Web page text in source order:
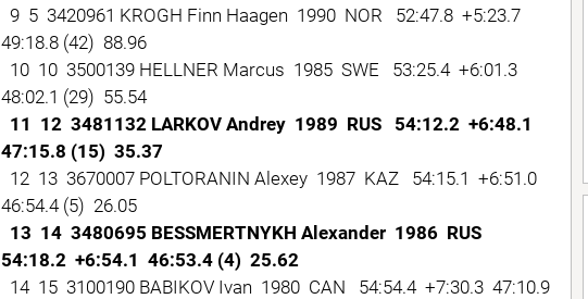
9 5 3420961 KROGH Finn Haagen 1990 NOR 52:47.8 +5:23.7
49:18.8 (42) 88.96
10 10 3500139 HELLNER Marcus 1985 SWE 53:25.4 +6:01.3
48:02.1 (29) 55.54
11 12 3481132 LARKOV Andrey 1989 RUS 54:12.2 +6:48.1
47:15.8 (15) 35.37
12 13 3670007 POLTORANIN Alexey 1987 KAZ 54:15.1 +6:51.0
46:54.4 (5) 26.05
13 14 3480695 BESSMERTNYKH Alexander 1986 RUS
54:18.2 +6:54.1 46:53.4 (4) 25.62
14 15 3100190 BABIKOV Ivan 1980 CAN 54:54.4 +7:30.3 47:10.9